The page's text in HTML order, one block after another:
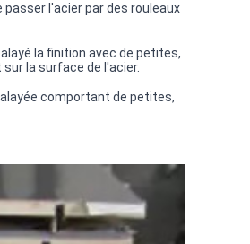
l'acier par des rouleaux
la finition avec de petites,
la surface de l'acier.
comportant de petites,